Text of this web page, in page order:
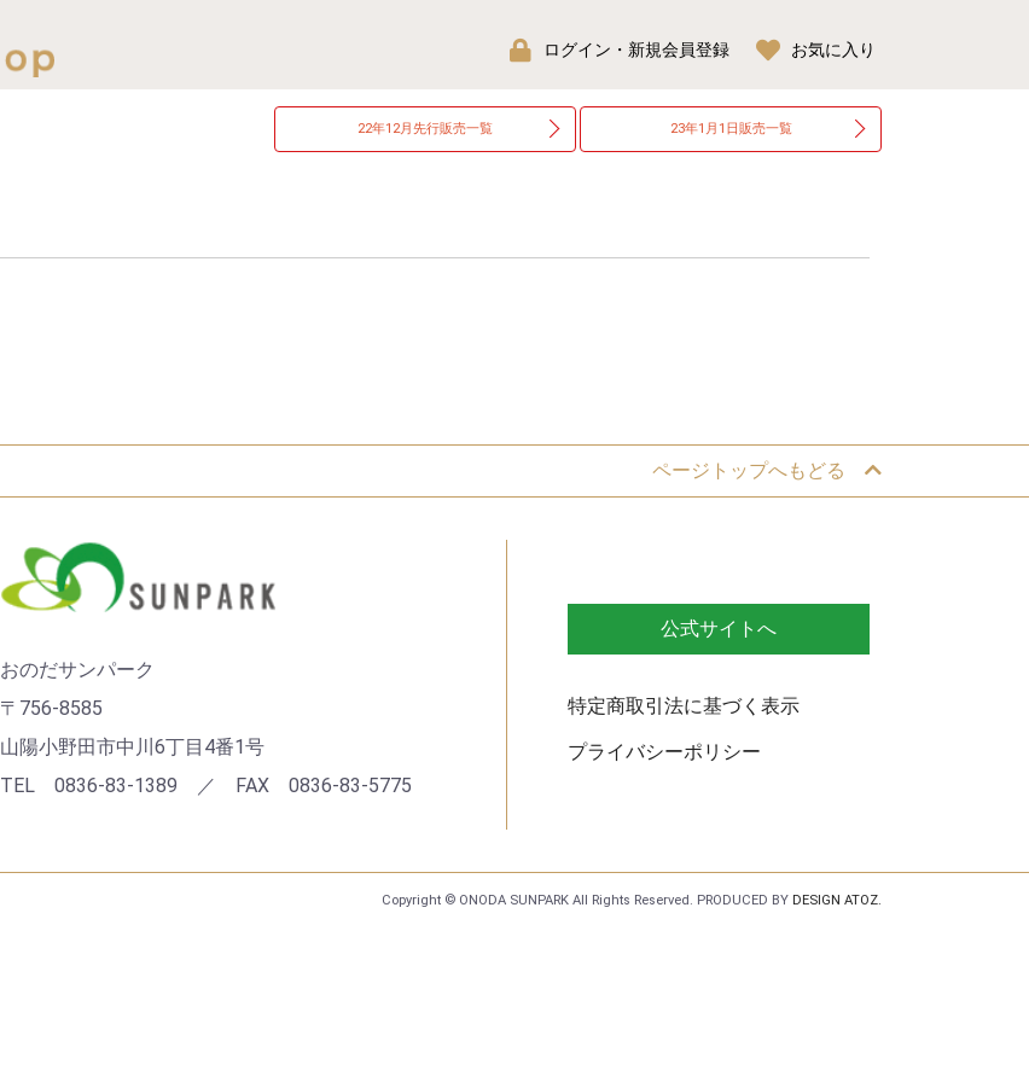
ログイン・新規会員登録 お気に入り
22年12月先行販売一覧 23年1月1日販売一覧
ページトップへもどる
おのだサンパーク
〒756-8585
山陽小野田市中川6丁目4番1号
TEL 0836-83-1389 ／ FAX 0836-83-5775
公式サイトへ
特定商取引法に基づく表示
プライバシーポリシー
Copyright © ONODA SUNPARK All Rights Reserved. PRODUCED BY DESIGN ATOZ.